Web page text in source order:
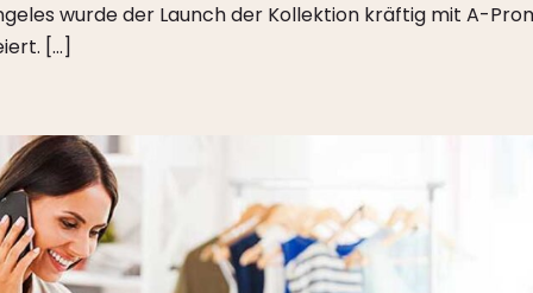
wurde der Launch der Kollektion kräftig mit A-
[…]